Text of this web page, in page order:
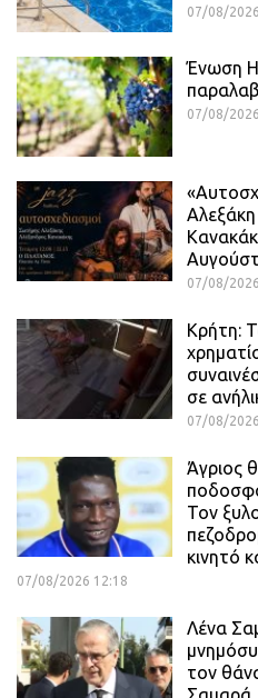
07/08/
Ένωση
07/08/
07/08/
Κρήτη:
σε
07/08/
Άγριος
Τον
κινητό
07/08/2026 12:18
Λένα
τον